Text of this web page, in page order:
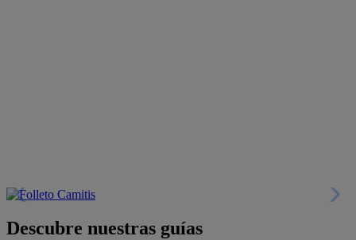
Descubre nuestras guías